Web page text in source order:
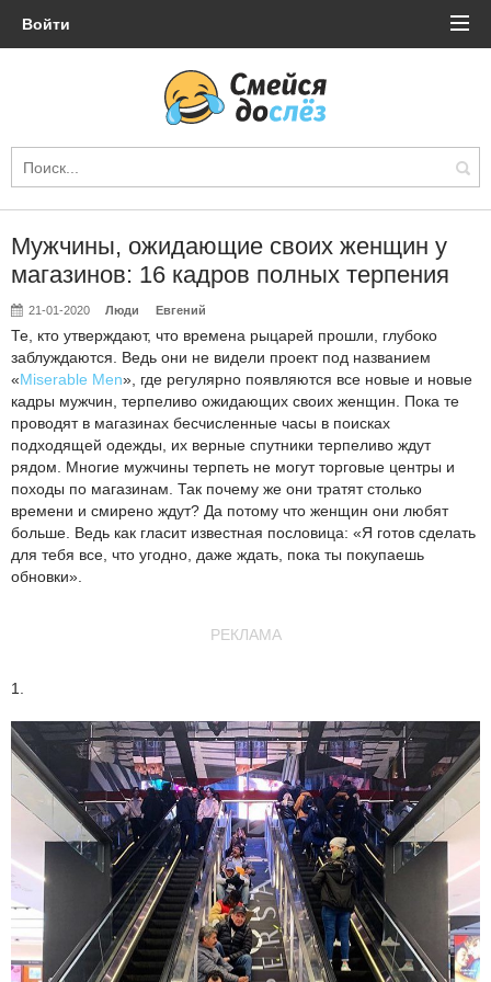
Войти
Мужчины, ожидающие своих женщин у
магазинов: 16 кадров полных терпения
21-01-2020 Люди Евгений
Те, кто утверждают, что времена рыцарей прошли, глубоко
заблуждаются. Ведь они не видели проект под названием
«Miserable Men», где регулярно появляются все новые и новые
кадры мужчин, терпеливо ожидающих своих женщин. Пока те
проводят в магазинах бесчисленные часы в поисках
подходящей одежды, их верные спутники терпеливо ждут
рядом. Многие мужчины терпеть не могут торговые центры и
походы по магазинам. Так почему же они тратят столько
времени и смирено ждут? Да потому что женщин они любят
больше. Ведь как гласит известная пословица: «Я готов сделать
для тебя все, что угодно, даже ждать, пока ты покупаешь
обновки».
РЕКЛАМА
1.